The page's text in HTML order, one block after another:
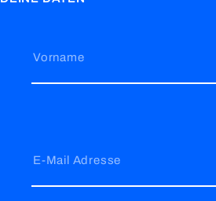
Vorname
E-Mail Adresse